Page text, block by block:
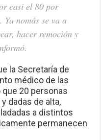
casi el 80 por
nomás se va a
hacer remoción y
la Secretaría de
médico de las
20 personas
dadas de alta,
a distintos
permanecen